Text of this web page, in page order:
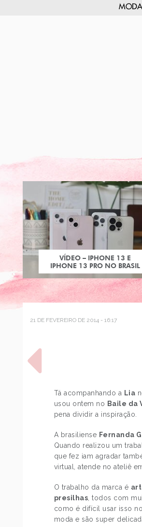
VÍDEO – IPHONE 13 E
IPHONE 13 PRO NO BRASIL
21 DE FEVEREIRO DE 2014 - 16:17
Tá acompanhando a Lia
usou ontem no Baile da
pena dividir a inspiração.
A brasiliense Fernanda
Quando realizou um
que fez iam agradar
virtual, atende no ateliê
O trabalho da marca é
presilhas , todos com
como é difícil usar isso
moda e são super
POST ANTERIOR
BATALHA: KATY PERRY